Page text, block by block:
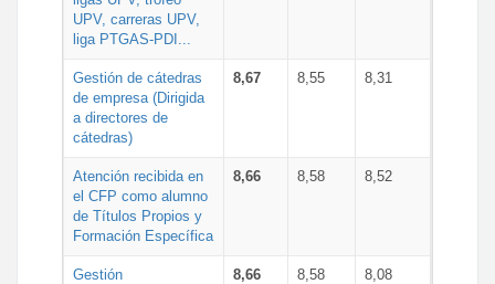
UPV, carreras UPV,
liga PTGAS-PDI...
Gestión de cátedras
de empresa (Dirigida
a directores de
cátedras)
8,67 8,55 8,31
Atención recibida en
el CFP como alumno
de Títulos Propios y
Formación Específica
8,66 8,58 8,52
Gestión
8,66 8,58 8,08